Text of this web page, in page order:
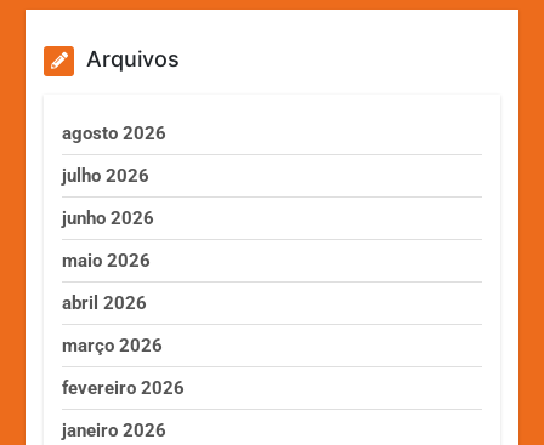
Arquivos
agosto 2026
julho 2026
junho 2026
maio 2026
abril 2026
março 2026
fevereiro 2026
janeiro 2026